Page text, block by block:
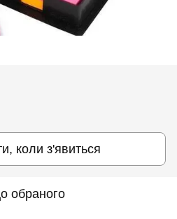
коли з'явиться
обраного